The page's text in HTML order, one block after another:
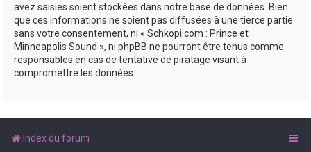
avez saisies soient stockées dans notre base de données. Bien
que ces informations ne soient pas diffusées à une tierce partie
sans votre consentement, ni « Schkopi.com : Prince et
Minneapolis Sound », ni phpBB ne pourront être tenus comme
responsables en cas de tentative de piratage visant à
compromettre les données.
Index du forum